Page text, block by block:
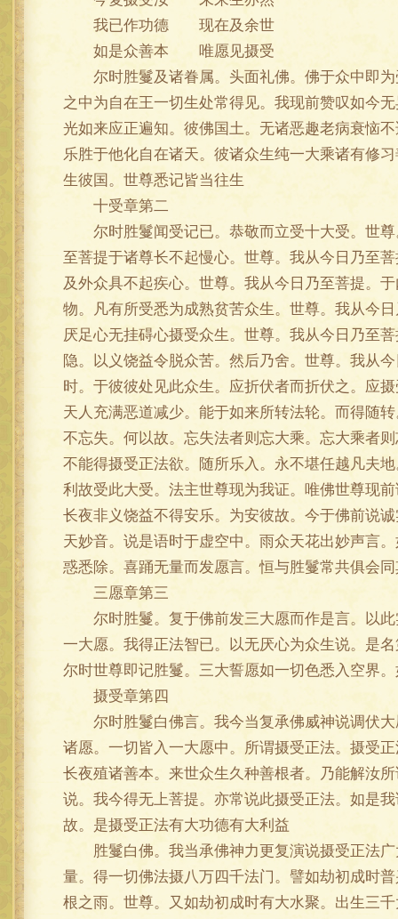
我已作功德 现在及余世
如是众善本 唯愿见摄受
尔时胜鬘及诸眷属。头面礼佛。佛于众中即为
之中为自在王一切生处常得见。我现前赞叹如今
光如来应正遍知。彼佛国土。无诸恶趣老病衰恼
乐胜于他化自在诸天。彼诸众生纯一大乘诸有修
生彼国。世尊悉记皆当往生
十受章第二
尔时胜鬘闻受记已。恭敬而立受十大受。世尊
至菩提于诸尊长不起慢心。世尊。我从今日乃至
及外众具不起疾心。世尊。我从今日乃至菩提。
物。凡有所受悉为成熟贫苦众生。世尊。我从今
厌足心无挂碍心摄受众生。世尊。我从今日乃至
隐。以义饶益令脱众苦。然后乃舍。世尊。我从
时。于彼彼处见此众生。应折伏者而折伏之。应
天人充满恶道减少。能于如来所转法轮。而得随
不忘失。何以故。忘失法者则忘大乘。忘大乘者
不能得摄受正法欲。随所乐入。永不堪任越凡夫
利故受此大受。法主世尊现为我证。唯佛世尊现
长夜非义饶益不得安乐。为安彼故。今于佛前说
天妙音。说是语时于虚空中。雨众天花出妙声言
惑悉除。喜踊无量而发愿言。恒与胜鬘常共俱会
三愿章第三
尔时胜鬘。复于佛前发三大愿而作是言。以此
一大愿。我得正法智已。以无厌心为众生说。是
尔时世尊即记胜鬘。三大誓愿如一切色悉入空界
摄受章第四
尔时胜鬘白佛言。我今当复承佛威神说调伏大
诸愿。一切皆入一大愿中。所谓摄受正法。摄受
长夜殖诸善本。来世众生久种善根者。乃能解汝
说。我今得无上菩提。亦常说此摄受正法。如是
故。是摄受正法有大功德有大利益
胜鬘白佛。我当承佛神力更复演说摄受正法广
量。得一切佛法摄八万四千法门。譬如劫初成时
根之雨。世尊。又如劫初成时有大水聚。出生三